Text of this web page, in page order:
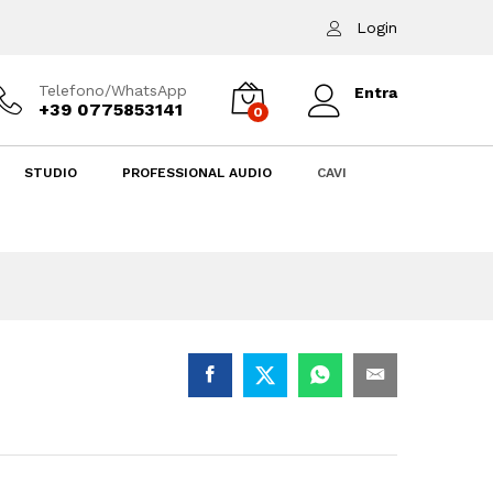
Login
Telefono/WhatsApp
+39 0775853141 0
Entra
STUDIO PROFESSIONAL AUDIO CAVI
Aggiungi al carrello